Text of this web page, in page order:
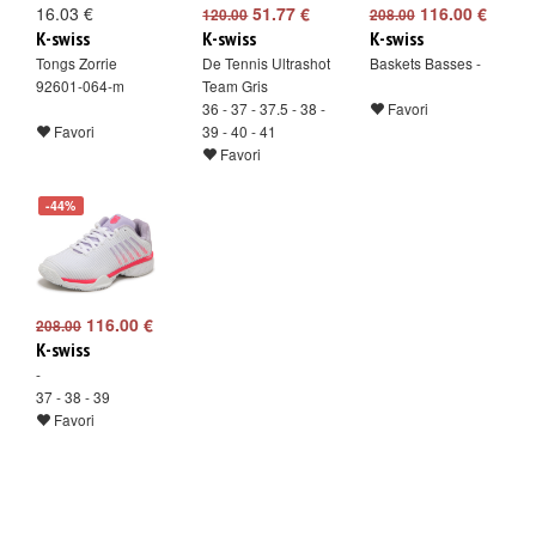
16.03 €
K-swiss
Tongs Zorrie
92601-064-m
Favori
120.0051.77 €
K-swiss
De Tennis Ultrashot
Team Gris
36 - 37 - 37.5 - 38 -
39 - 40 - 41
Favori
208.00116.00 €
K-swiss
Baskets Basses -
Favori
-44%
208.00 116.00 €
K-swiss
-
37 - 38 - 39
Favori